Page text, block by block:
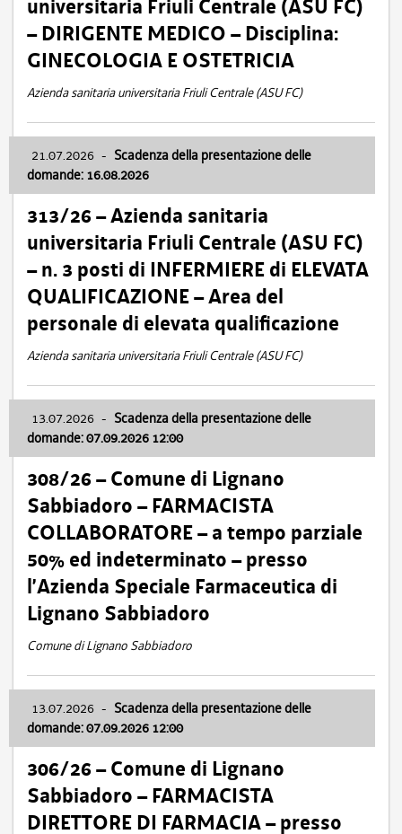
universitaria Friuli Centrale (ASU FC)
– DIRIGENTE MEDICO – Disciplina:
GINECOLOGIA E OSTETRICIA
Azienda sanitaria universitaria Friuli Centrale (ASU FC)
21.07.2026 - Scadenza della presentazione delle
domande: 16.08.2026
313/26 – Azienda sanitaria
universitaria Friuli Centrale (ASU FC)
– n. 3 posti di INFERMIERE di ELEVATA
QUALIFICAZIONE – Area del
personale di elevata qualificazione
Azienda sanitaria universitaria Friuli Centrale (ASU FC)
13.07.2026 - Scadenza della presentazione delle
domande: 07.09.2026 12:00
308/26 – Comune di Lignano
Sabbiadoro – FARMACISTA
COLLABORATORE – a tempo parziale
50% ed indeterminato – presso
l’Azienda Speciale Farmaceutica di
Lignano Sabbiadoro
Comune di Lignano Sabbiadoro
13.07.2026 - Scadenza della presentazione delle
domande: 07.09.2026 12:00
306/26 – Comune di Lignano
Sabbiadoro – FARMACISTA
DIRETTORE DI FARMACIA – presso